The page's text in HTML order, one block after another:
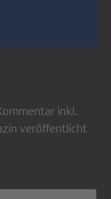
inkl.
veröffentlicht